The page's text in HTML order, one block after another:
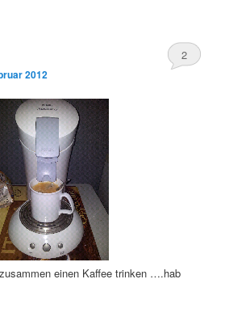
2012
2
einen Kaffee trinken ….hab